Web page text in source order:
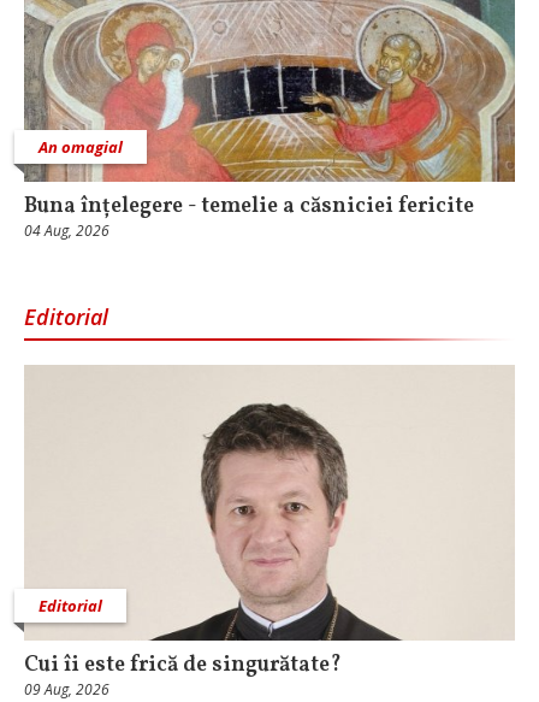
An omagial
Buna înțelegere - temelie a căsniciei fericite
04 Aug, 2026
Editorial
Editorial
Cui îi este frică de singurătate?
09 Aug, 2026